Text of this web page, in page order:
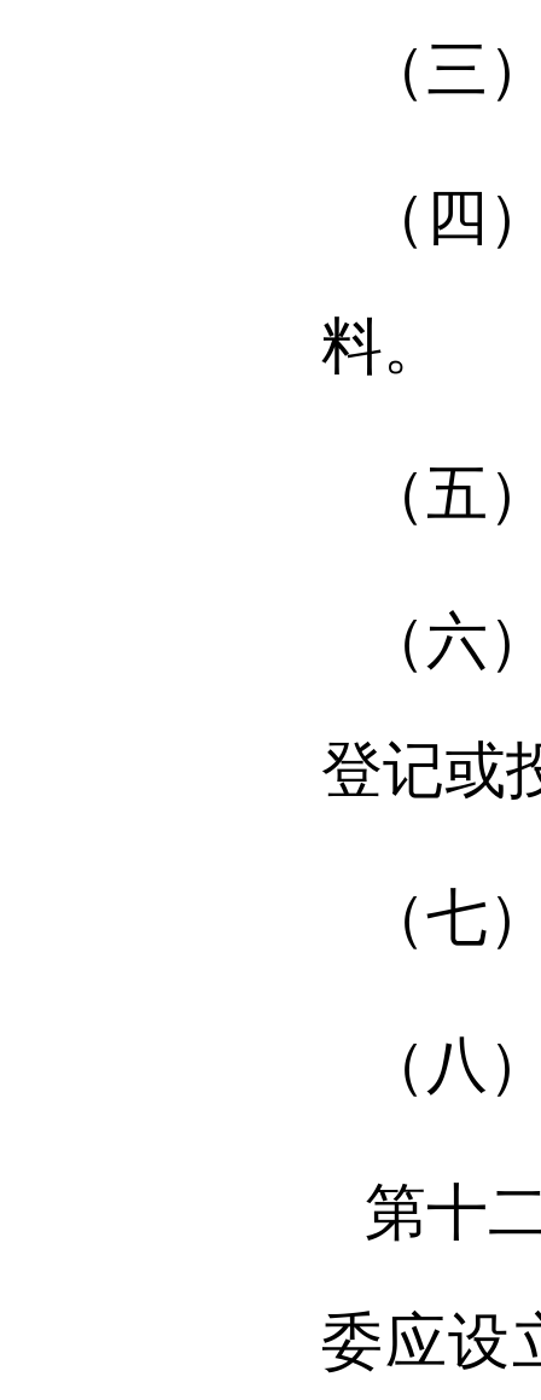
（三
（四
料。
（五
（六
登记或
（七
（八
第十
委应设